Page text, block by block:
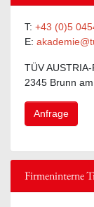
T: +43 (0)5
E:
TÜV
2345 Brunn
Anfrage
Firmeninterne